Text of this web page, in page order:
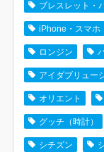
ブレスレット・
iPhone・スマホ
ロンジン
アイダブリュー
オリエント
グッチ（時計）
シチズン